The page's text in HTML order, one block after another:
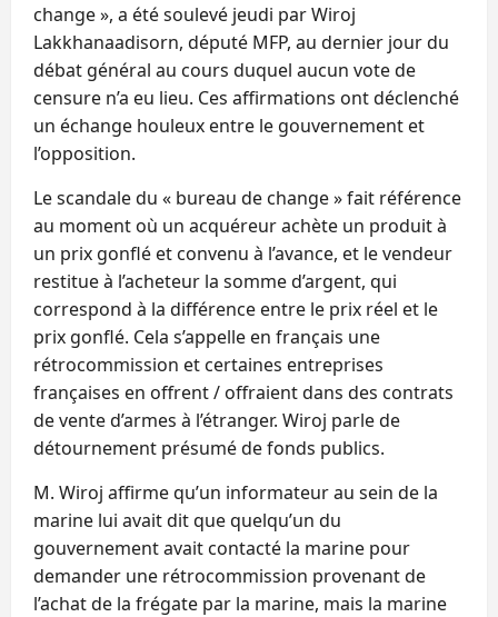
change », a été soulevé jeudi par Wiroj
Lakkhanaadisorn, député MFP, au dernier jour du
débat général au cours duquel aucun vote de
censure n’a eu lieu. Ces affirmations ont déclenché
un échange houleux entre le gouvernement et
l’opposition.
Le scandale du « bureau de change » fait référence
au moment où un acquéreur achète un produit à
un prix gonflé et convenu à l’avance, et le vendeur
restitue à l’acheteur la somme d’argent, qui
correspond à la différence entre le prix réel et le
prix gonflé. Cela s’appelle en français une
rétrocommission et certaines entreprises
françaises en offrent / offraient dans des contrats
de vente d’armes à l’étranger. Wiroj parle de
détournement présumé de fonds publics.
M. Wiroj affirme qu’un informateur au sein de la
marine lui avait dit que quelqu’un du
gouvernement avait contacté la marine pour
demander une rétrocommission provenant de
l’achat de la frégate par la marine, mais la marine